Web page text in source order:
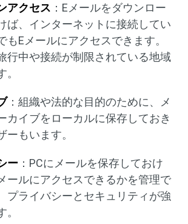
アクセス ：Eメールをダウンロー
ば、インターネットに接続してい
もEメールにアクセスできます。
行中や接続が制限されている地域
：組織や法的な目的のために、メ
カイブをローカルに保存しておき
ーもいます。
ー ：PCにメールを保存しておけ
ールにアクセスできるかを管理で
プライバシーとセキュリティが強